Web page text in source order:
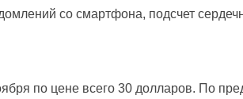
со смартфона, подсчет
по цене всего 30 долларов. По